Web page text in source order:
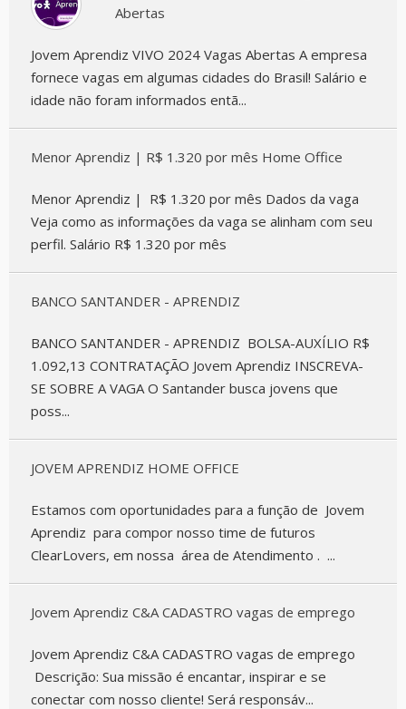
Abertas
Jovem Aprendiz VIVO 2024 Vagas Abertas A empresa
fornece vagas em algumas cidades do Brasil! Salário e
idade não foram informados entã...
Menor Aprendiz | R$ 1.320 por mês Home Office
Menor Aprendiz | R$ 1.320 por mês Dados da vaga
Veja como as informações da vaga se alinham com seu
perfil. Salário R$ 1.320 por mês
BANCO SANTANDER - APRENDIZ
BANCO SANTANDER - APRENDIZ BOLSA-AUXÍLIO R$
1.092,13 CONTRATAÇÃO Jovem Aprendiz INSCREVA-
SE SOBRE A VAGA O Santander busca jovens que
poss...
JOVEM APRENDIZ HOME OFFICE
Estamos com oportunidades para a função de Jovem
Aprendiz para compor nosso time de futuros
ClearLovers, em nossa área de Atendimento . ...
Jovem Aprendiz C&A CADASTRO vagas de emprego
Jovem Aprendiz C&A CADASTRO vagas de emprego
Descrição: Sua missão é encantar, inspirar e se
conectar com nosso cliente! Será responsáv...